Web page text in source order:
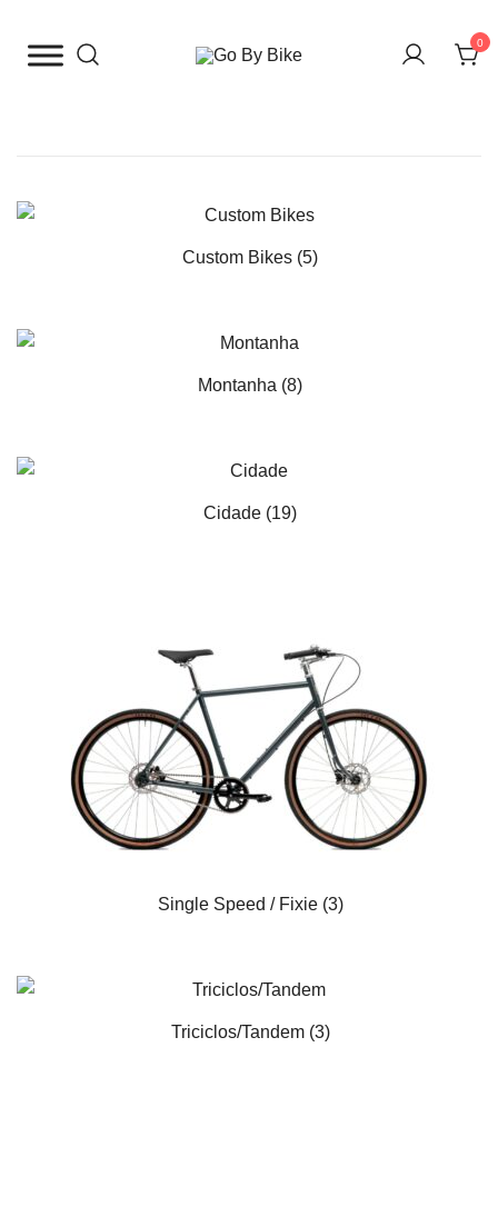
para
0
Custom Bikes (5)
Montanha (8)
Cidade (19)
Single Speed / Fixie (3)
Triciclos/Tandem (3)